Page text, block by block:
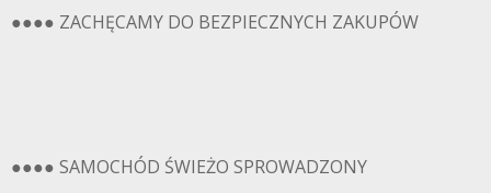
●●●● ZACHĘCAMY DO BEZPIECZNYCH ZAKUPÓW
●●●● SAMOCHÓD ŚWIEŻO SPROWADZONY